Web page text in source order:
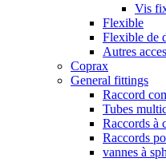
Vis
Flexible
Flexible de
Autres
Coprax
General fittings
Raccord
Tubes
Raccords à
Raccords
vannes à